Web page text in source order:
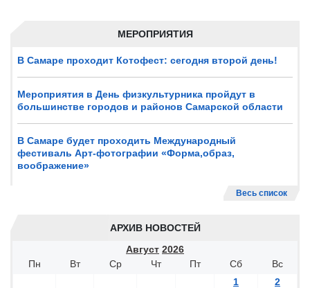
МЕРОПРИЯТИЯ
В Самаре проходит Котофест: сегодня второй день!
Мероприятия в День физкультурника пройдут в
большинстве городов и районов Самарской области
В Самаре будет проходить Международный
фестиваль Арт-фотографии «Форма,образ,
воображение»
Весь список
АРХИВ НОВОСТЕЙ
Август 2026
Пн
Вт Ср Чт Пт Сб
Вс
1
2